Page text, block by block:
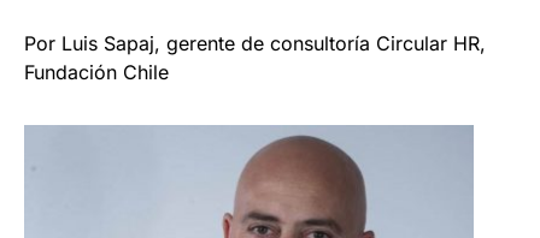
Por Luis Sapaj, gerente de consultoría Circular HR,
Fundación Chile